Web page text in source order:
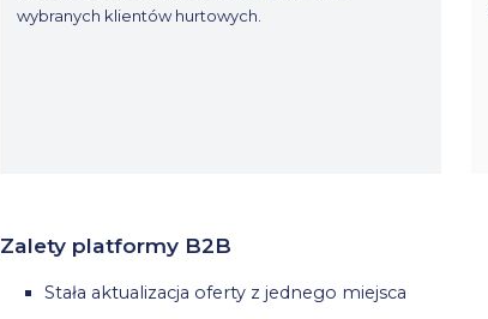
wybranych klientów hurtowych.
Zalety platformy B2B
Stała aktualizacja oferty z jednego miejsca